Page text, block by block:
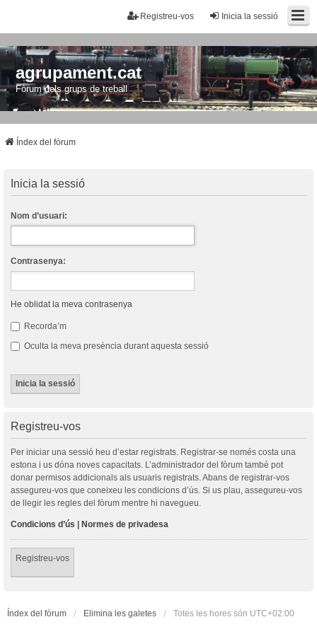
Inicia la sessió
Registreu-vos
agrupament.cat
Fòrum dels grups de treball
Índex del fòrum
Inicia la sessió
Nom d’usuari:
Contrasenya:
He oblidat la meva contrasenya
Recorda’m
Oculta la meva presència durant aquesta sessió
Registreu-vos
Per iniciar una sessió heu d’estar registrats. Registrar-se només costa una
estona i us dóna noves capacitats. L’administrador del fòrum també pot
donar permisos addicionals als usuaris registrats. Abans de registrar-vos
assegureu-vos que coneixeu les condicions d’ús. Si us plau, assegureu-vos
de llegir les regles del fòrum mentre hi navegueu.
Condicions d’ús | Normes de privadesa
Registreu-vos
Índex del fòrum Elimina les galetes Totes les hores són UTC+02:00